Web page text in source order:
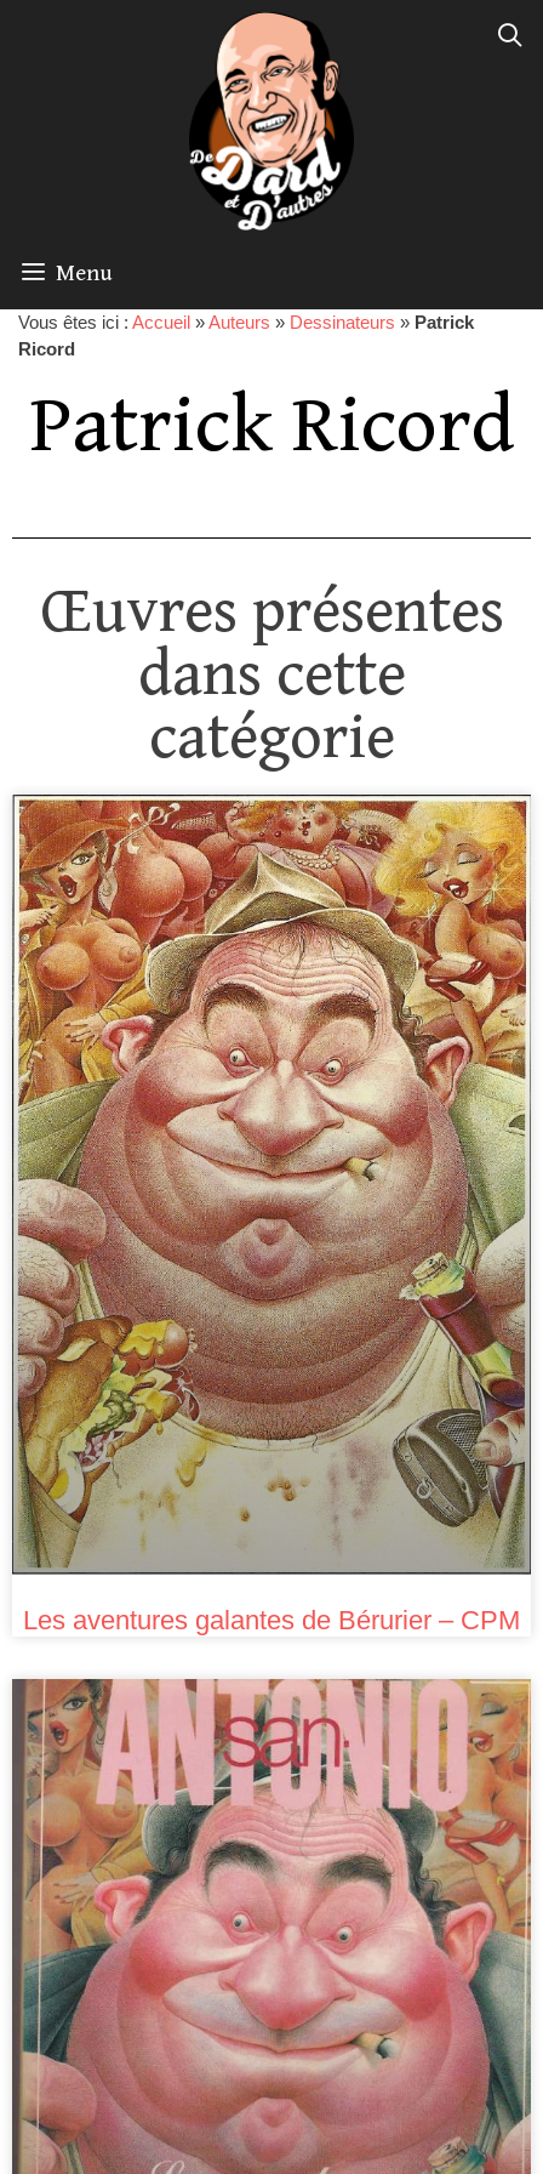
Menu
Vous êtes ici : Accueil »Auteurs » Dessinateurs » Patrick
Ricord
Patrick Ricord
Œuvres présentes
dans cette
catégorie
Les aventures galantes de Bérurier – CPM